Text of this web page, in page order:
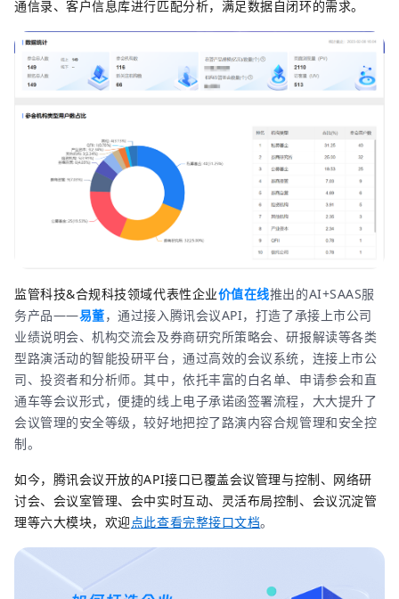
通信录、客户信息库进行匹配分析，满足数据自闭环的需求。
监管科技&合规科技领域代表性企业价值在线推出的AI+SAAS服
务产品——易董，通过接入腾讯会议API，打造了承接上市公司
业绩说明会、机构交流会及券商研究所策略会、研报解读等各类
型路演活动的智能投研平台，通过高效的会议系统，连接上市公
司、投资者和分析师。其中，依托丰富的白名单、申请参会和直
通车等会议形式，便捷的线上电子承诺函签署流程，大大提升了
会议管理的安全等级，较好地把控了路演内容合规管理和安全控
制。
如今，腾讯会议开放的API接口已覆盖会议管理与控制、网络研
讨会、会议室管理、会中实时互动、灵活布局控制、会议沉淀管
理等六大模块，欢迎点此查看完整接口文档。